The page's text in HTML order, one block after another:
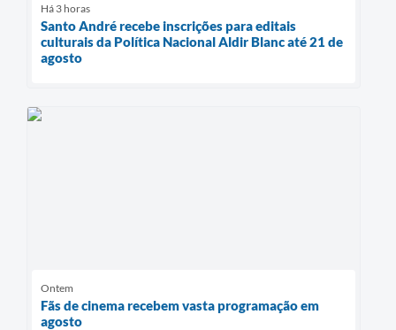
Há 3 horas
Santo André recebe inscrições para editais
culturais da Política Nacional Aldir Blanc até 21 de
agosto
Ontem
Fãs de cinema recebem vasta programação em
agosto